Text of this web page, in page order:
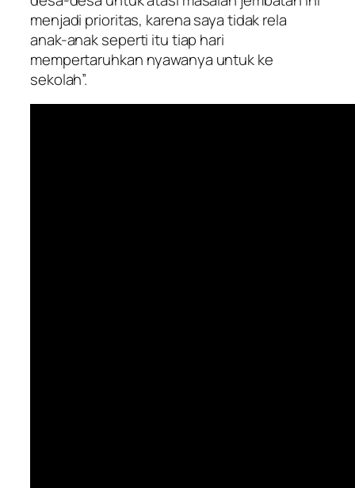
menjadi prioritas, karena saya tidak rela
anak-anak seperti itu tiap hari
mempertaruhkan nyawanya untuk ke
sekolah”.